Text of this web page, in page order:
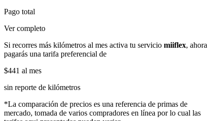
Pago total
Ver completo
Si recorres más kilómetros al mes activa tu servicio miiflex, ahora
pagarás una tarifa preferencial de
$441 al mes
sin reporte de kilómetros
*La comparación de precios es una referencia de primas de
mercado, tomada de varios compradores en línea por lo cual las